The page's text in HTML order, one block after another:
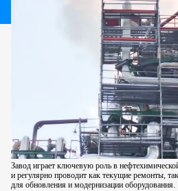
Завод играет ключевую роль в
и регулярно проводит как текущие ремонты,
для обновления и модернизации оборудования.